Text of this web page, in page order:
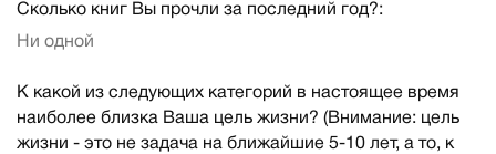
Сколько книг Вы прочли за последний год?:
Ни одной
К какой из следующих категорий в настоящее время
наиболее близка Ваша цель жизни? (Внимание: цель
жизни - это не задача на ближайшие 5-10 лет, а то, к